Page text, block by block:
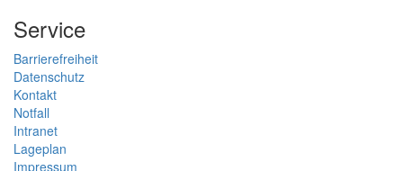
Service
Barrierefreiheit
Datenschutz
Kontakt
Notfall
Intranet
Lageplan
Impressum